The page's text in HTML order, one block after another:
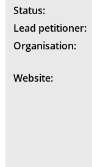
Status:
Lead petitioner:
Organisation:
Website: